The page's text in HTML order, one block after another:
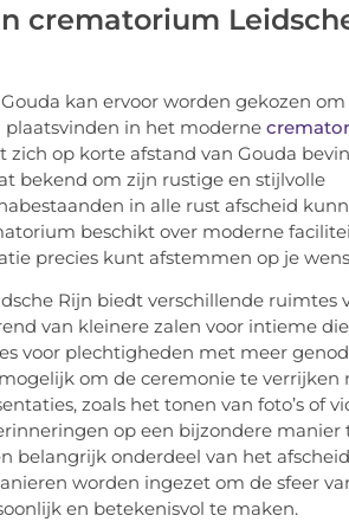
crematorium
kan ervoor worden gekozen
in het moderne
zich op korte afstand van Gouda
bekend om zijn rustige en stijlvolle
in alle rust afscheid
beschikt over moderne
precies kunt afstemmen op je
Rijn biedt verschillende ruimtes
van kleinere zalen voor intieme
voor plechtigheden met meer
om de ceremonie te verrijken
zoals het tonen van foto’s of
op een bijzondere manier
belangrijk onderdeel van het
worden ingezet om de sfeer
en betekenisvol te maken.